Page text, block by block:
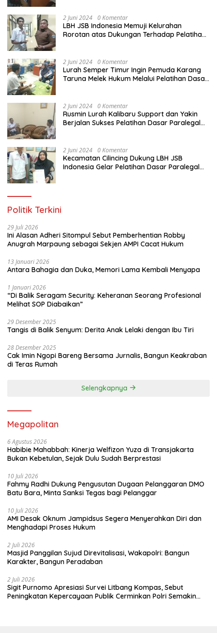
2 Juni 2024 0 Komentar
LBH JSB Indonesia Memuji Kelurahan
Rorotan atas Dukungan Terhadap Pelatihan
2 Juni 2024 0 Komentar
Lurah Semper Timur Ingin Pemuda Karang
Taruna Melek Hukum Melalui Pelatihan Dasar
2 Juni 2024 0 Komentar
Rusmin Lurah Kalibaru Support dan Yakin
Berjalan Sukses Pelatihan Dasar Paralegal
2 Juni 2024 0 Komentar
Kecamatan Cilincing Dukung LBH JSB
Indonesia Gelar Pelatihan Dasar Paralegal
Politik Terkini
29 Juli 2026
Ini Alasan Adheri Sitompul Sebut Pemberhentian Robby
Anugrah Marpaung sebagai Sekjen AMPI Cacat Hukum
13 Januari 2026
Antara Bahagia dan Duka, Memori Lama Kembali Menyapa
1 Januari 2026
“Di Balik Seragam Security: Keheranan Seorang Profesional
Melihat SOP Diabaikan”
29 Desember 2025
Tangis di Balik Senyum: Derita Anak Lelaki dengan Ibu Tiri
28 Desember 2025
Cak Imin Ngopi Bareng Bersama Jurnalis, Bangun Keakraban
di Teras Rumah
Selengkapnya
Megapolitan
6 Agustus 2026
Habibie Mahabbah: Kinerja Welfizon Yuza di Transjakarta
Bukan Kebetulan, Sejak Dulu Sudah Berprestasi
10 Juli 2026
Fahmy Radhi Dukung Pengusutan Dugaan Pelanggaran DMO
Batu Bara, Minta Sanksi Tegas bagi Pelanggar
10 Juli 2026
AMI Desak Oknum Jampidsus Segera Menyerahkan Diri dan
Menghadapi Proses Hukum
2 Juli 2026
Masjid Panggilan Sujud Direvitalisasi, Wakapolri: Bangun
Karakter, Bangun Peradaban
2 Juli 2026
Sigit Purnomo Apresiasi Survei Litbang Kompas, Sebut
Peningkatan Kepercayaan Publik Cerminkan Polri Semakin